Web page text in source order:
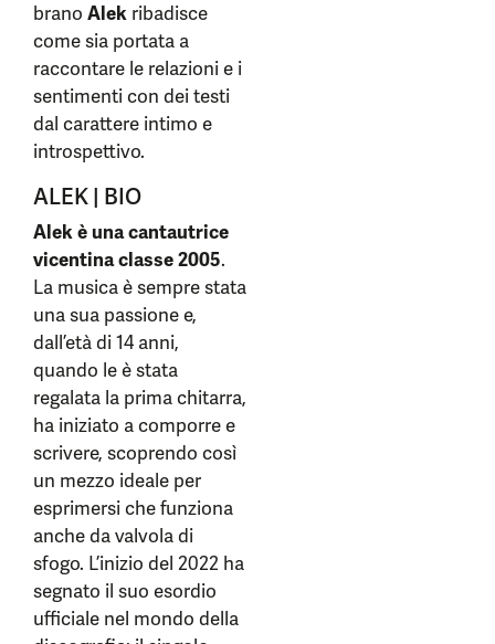
brano Alek ribadisce
come sia portata a
raccontare le relazioni e i
sentimenti con dei testi
dal carattere intimo e
introspettivo.
ALEK | BIO
Alek è una cantautrice
vicentina classe 2005.
La musica è sempre stata
una sua passione e,
dall’età di 14 anni,
quando le è stata
regalata la prima chitarra,
ha iniziato a comporre e
scrivere, scoprendo così
un mezzo ideale per
esprimersi che funziona
anche da valvola di
sfogo. L’inizio del 2022 ha
segnato il suo esordio
ufficiale nel mondo della